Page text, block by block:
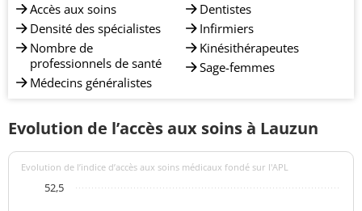
Accès aux soins
Densité des spécialistes
Nombre de
professionnels de santé
Médecins généralistes
Dentistes
Infirmiers
Kinésithérapeutes
Sage-femmes
Evolution de l’accès aux soins à Lauzun
Evolution de l’indice d’accès aux soins médicaux fondé sur l'APL
52,5